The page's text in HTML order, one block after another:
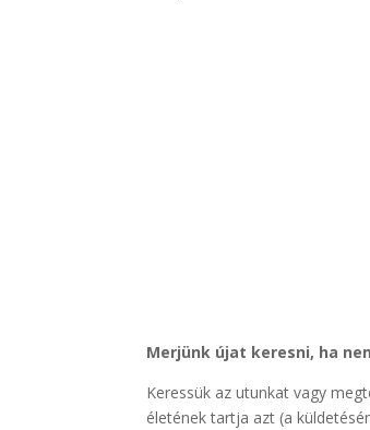
Merjünk újat keresni, ha
Keressük az utunkat vagy
életének tartja azt (a